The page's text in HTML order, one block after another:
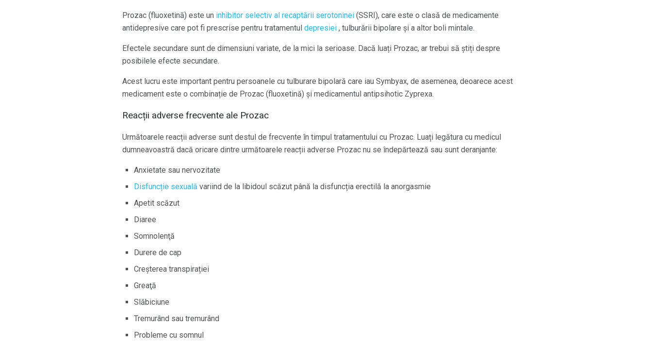
Prozac (fluoxetină) este un inhibitor selectiv al recaptării serotoninei (SSRI), care este o clasă de medicamente
antidepresive care pot fi prescrise pentru tratamentul depresiei , tulburării bipolare și a altor boli mintale.
Efectele secundare sunt de dimensiuni variate, de la mici la serioase. Dacă luați Prozac, ar trebui să știți despre
posibilele efecte secundare.
Acest lucru este important pentru persoanele cu tulburare bipolară care iau Symbyax, de asemenea, deoarece acest
medicament este o combinație de Prozac (fluoxetină) și medicamentul antipsihotic Zyprexa.
Reacții adverse frecvente ale Prozac
Următoarele reacții adverse sunt destul de frecvente în timpul tratamentului cu Prozac. Luați legătura cu medicul
dumneavoastră dacă oricare dintre următoarele reacții adverse Prozac nu se îndepărtează sau sunt deranjante:
Anxietate sau nervozitate
Disfuncție sexuală variind de la libidoul scăzut până la disfuncția erectilă la anorgasmie
Apetit scăzut
Diaree
Somnolenţă
Durere de cap
Creșterea transpirației
Greaţă
Slăbiciune
Tremurând sau tremurând
Probleme cu somnul